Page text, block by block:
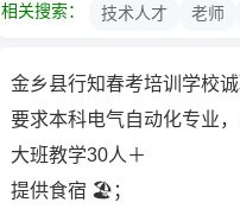
相关搜索： 技术人才 老师
金乡县行知春考培训学校
要求本科电气自动化专业
大班教学30人＋
提供食宿 🏖；